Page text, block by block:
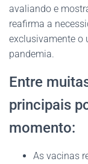
avaliando e
reafirma a
exclusivamente o
pandemia.
Entre
principais
momento:
As vacinas